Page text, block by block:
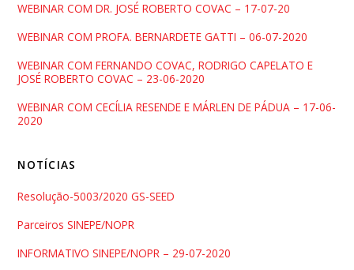
WEBINAR COM DR. JOSÉ ROBERTO COVAC – 17-07-20
WEBINAR COM PROFA. BERNARDETE GATTI – 06-07-2020
WEBINAR COM FERNANDO COVAC, RODRIGO CAPELATO E
JOSÉ ROBERTO COVAC – 23-06-2020
WEBINAR COM CECÍLIA RESENDE E MÁRLEN DE PÁDUA – 17-06-
2020
NOTÍCIAS
Resolução-5003/2020 GS-SEED
Parceiros SINEPE/NOPR
INFORMATIVO SINEPE/NOPR – 29-07-2020